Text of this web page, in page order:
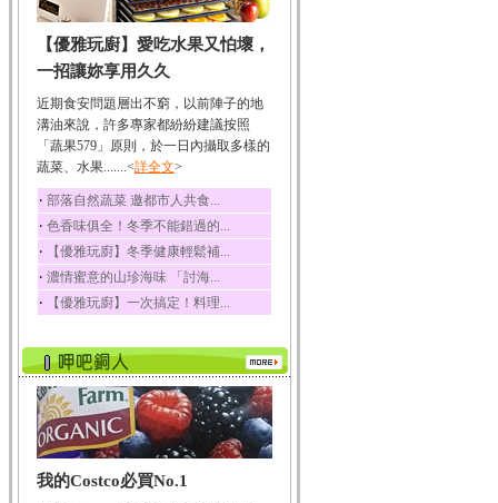
韭菜
韭菜所含的膳食纖維能
幫助消化與通便；揮...
冬瓜
冬瓜營養價值高，鈉含
量極低是水腫病人的...
豆豉
豆豉裡頭含有營養的蛋
白質、脂肪、鈣、磷...
榛果
榛果裡所含的營養素有
蛋白質、脂肪、醣類...
迷迭香
酸、迷迭香酸、植物...
咖啡
咖啡中的咖啡因會刺激
中樞神經系統，特別...
椰子
椰子含有糖類、脂肪、
【優雅玩廚】愛吃水果又怕壞，
一招讓妳享用久久
近期食安問題層出不窮，以前陣子的地
溝油來說，許多專家都紛紛建議按照
「蔬果579」原則，於一日內攝取多樣的
蔬菜、水果.......<詳全文>
‧ 部落自然蔬菜 邀都市人共食...
‧ 色香味俱全！冬季不能錯過的...
‧ 【優雅玩廚】冬季健康輕鬆補...
‧ 濃情蜜意的山珍海味 「討海...
‧ 【優雅玩廚】一次搞定！料理...
我的Costco必買No.1